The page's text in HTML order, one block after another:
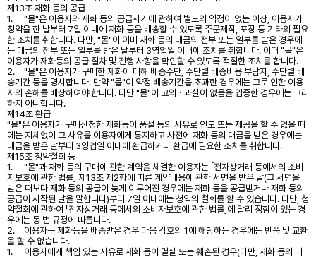
제13조 재화 등의 공급
1.
"몰"은 이용자와 재화 등의 공급시기에 관하여 별도의 약정이 없는 이상, 이용자가
청약을 한 날부터 7일 이내에 재화 등을 배송할 수 있도록 주문제작, 포장 등 기타의 필요
한 조치를 취합니다. 다만, "몰"이 이미 재화 등의 대금의 전부 또는 일부를 받은 경우에
는 대금의 전부 또는 일부를 받은 날부터 3영업일 이내에 조치를 취합니다. 이때 "몰"은
이용자가 재화등의 공급 절차 및 진행 사항을 확인할 수 있도록 적절한 조치를 합니다.
2.
"몰"은 이용자가 구매한 재화에 대해 배송수단, 수단별 배송비용 부담자, 수단별 배
송기간 등을 명시합니다. 만약 "몰"이 약정 배송기간을 초과한 경우에는 그로 인한 이용
자의 손해를 배상하여야 합니다. 다만 "몰"이 고의ㆍ과실이 없음을 입증한 경우에는 그러
하지 아니합니다.
제14조 환급
"몰"은 이용자가 구매신청한 재화등이 품절 등의 사유로 인도 또는 제공을 할 수 없을 때
에는 지체없이 그 사유를 이용자에게 통지하고 사전에 재화 등의 대금을 받은 경우에는
대금을 받은 날부터 3영업일 이내에 환급하거나 환급에 필요한 조치를 취합니다.
제15조 청약철회 등
1.
"몰"과 재화 등의 구매에 관한 계약을 체결한 이용자는 「전자상거래 등에서의 소비
자보호에 관한 법률」 제13조 제2항에 따른 계약내용에 관한 서면을 받은 날(그 서면을
받은 때보다 재화 등의 공급이 늦게 이루어진 경우에는 재화 등을 공급받거나 재화 등의
공급이 시작된 날을 말합니다)부터 7일 이내에는 청약의 철회를 할 수 있습니다. 다만, 청
약철회에 관하여 「전자상거래 등에서의 소비자보호에 관한 법률」에 달리 정함이 있는 경
우에는 동 법 규정에 따릅니다.
2.
이용자는 재화등을 배송받은 경우 다음 각호의 1에 해당하는 경우에는 반품 및 교환
을 할 수 없습니다.
1.
이용자에게 책임 있는 사유로 재화 등이 멸실 또는 훼손된 경우(다만, 재화 등의 내